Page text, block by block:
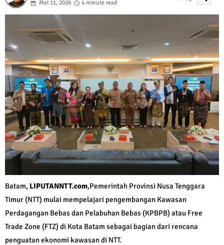
Mei 11, 2026
4 minute read
Batam, LIPUTANNTT.com,Pemerintah Provinsi Nusa Tenggara
Timur (NTT) mulai mempelajari pengembangan Kawasan
Perdagangan Bebas dan Pelabuhan Bebas (KPBPB) atau Free
Trade Zone (FTZ) di Kota Batam sebagai bagian dari rencana
penguatan ekonomi kawasan di NTT.